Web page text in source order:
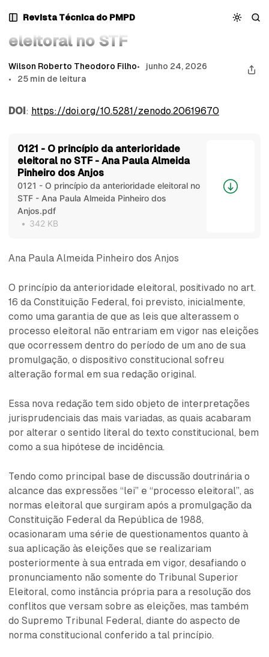
para
Navegação
para
Posts
para
Conteúdo
Revista Técnica do PMPD
O princípio da anterioridade eleitoral no STF
O princípio da anterioridade
eleitoral no STF
Wilson Roberto Theodoro Filho
junho 24, 2026
25 min de leitura
DOI: https://doi.org/10.5281/zenodo.20619670
0121 - O princípio da anterioridade
eleitoral no STF - Ana Paula Almeida
Pinheiro dos Anjos
0121 - O princípio da anterioridade eleitoral no
STF - Ana Paula Almeida Pinheiro dos
Anjos.pdf
342 KB
Ana Paula Almeida Pinheiro dos Anjos
O princípio da anterioridade eleitoral, positivado no art.
16 da Constituição Federal, foi previsto, inicialmente,
como uma garantia de que as leis que alterassem o
processo eleitoral não entrariam em vigor nas eleições
que ocorressem dentro do período de um ano de sua
promulgação, o dispositivo constitucional sofreu
alteração formal em sua redação original.
Essa nova redação tem sido objeto de interpretações
jurisprudenciais das mais variadas, as quais acabaram
por alterar o sentido literal do texto constitucional, bem
como a sua hipótese de incidência.
Tendo como principal base de discussão doutrinária o
alcance das expressões “lei” e “processo eleitoral”, as
normas eleitoral que surgiram após a promulgação da
Constituição Federal da República de 1988,
ocasionaram uma série de questionamentos quanto à
sua aplicação às eleições que se realizariam
posteriormente à sua entrada em vigor, desafiando o
pronunciamento não somente do Tribunal Superior
Eleitoral, como instância própria para a resolução dos
conflitos que versam sobre as eleições, mas também
do Supremo Tribunal Federal, diante do aspecto de
norma constitucional conferido a tal princípio.